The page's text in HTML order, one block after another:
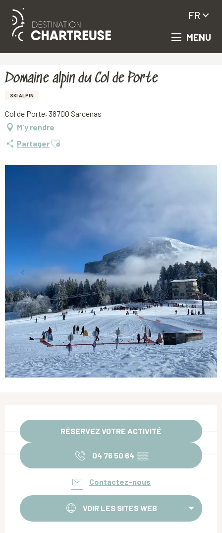
Aller
principal
MENU
FR
Domaine alpin du Col de Porte
SKI ALPIN
Col de Porte, 38700 Sarcenas
M'y rendre
PartagerAjouter aux favoris
RÉSERVEZ VOTRE ACTIVITÉ
04 76 50 64 ▒▒
Contactez-nous
VOIR LES SITES WEB